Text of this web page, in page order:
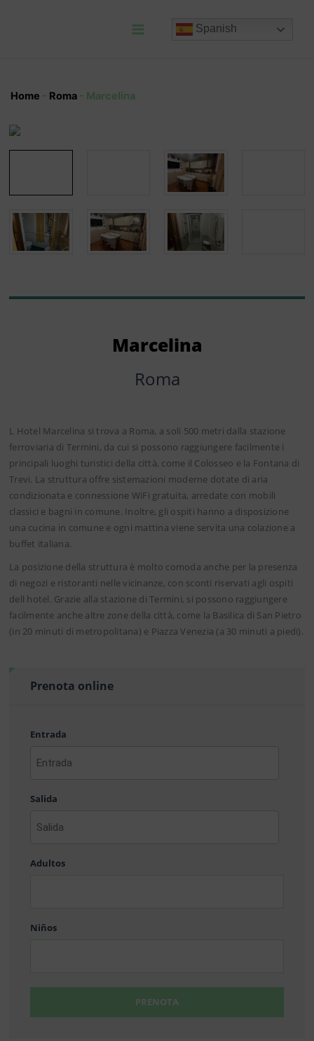
Spanish
Home - Roma- Marcelina
Marcelina
Roma
L Hotel Marcelina si trova a Roma, a soli 500 metri dalla stazione
ferroviaria di Termini, da cui si possono raggiungere facilmente i
principali luoghi turistici della città, come il Colosseo e la Fontana di
Trevi. La struttura offre sistemazioni moderne dotate di aria
condizionata e connessione WiFi gratuita, arredate con mobili
classici e bagni in comune. Inoltre, gli ospiti hanno a disposizione
una cucina in comune e ogni mattina viene servita una colazione a
buffet italiana.
La posizione della struttura è molto comoda anche per la presenza
di negozi e ristoranti nelle vicinanze, con sconti riservati agli ospiti
dell hotel. Grazie alla stazione di Termini, si possono raggiungere
facilmente anche altre zone della città, come la Basilica di San Pietro
(in 20 minuti di metropolitana) e Piazza Venezia (a 30 minuti a piedi).
Prenota online
Entrada
AAAA
MM
DD
Salida
AAAA
MM
Adultos
Niños
PRENOTA